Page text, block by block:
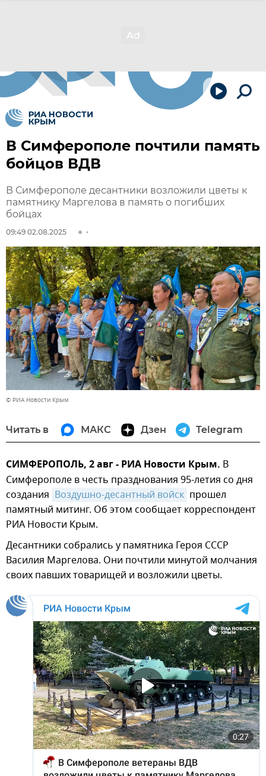
В Симферополе почтили память
бойцов ВДВ
В Симферополе десантники возложили цветы к
памятнику Маргелова в память о погибших
бойцах
09:49 02.08.2025
© РИА Новости Крым
Читать в МАКС Дзен Telegram
СИМФЕРОПОЛЬ, 2 авг - РИА Новости Крым. В
Симферополе в честь празднования 95-летия со дня
создания Воздушно-десантный войск прошел
памятный митинг. Об этом сообщает корреспондент
РИА Новости Крым.
Десантники собрались у памятника Героя СССР
Василия Маргелова. Они почтили минутой молчания
своих павших товарищей и возложили цветы.